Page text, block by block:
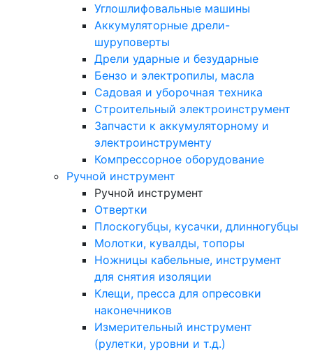
Углошлифовальные машины
Аккумуляторные дрели-
шуруповерты
Дрели ударные и безударные
Бензо и электропилы, масла
Садовая и уборочная техника
Строительный электроинструмент
Запчасти к аккумуляторному и
электроинструменту
Компрессорное оборудование
Ручной инструмент
Ручной инструмент
Отвертки
Плоскогубцы, кусачки, длинногубцы
Молотки, кувалды, топоры
Ножницы кабельные, инструмент
для снятия изоляции
Клещи, пресса для опресовки
наконечников
Измерительный инструмент
(рулетки, уровни и т.д.)